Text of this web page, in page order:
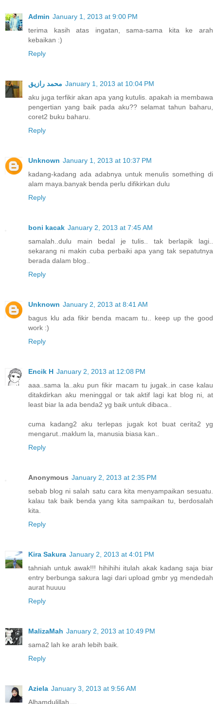
Admin January 1, 2013 at 9:00 PM
terima kasih atas ingatan, sama-sama kita ke arah
kebaikan :)
Reply
محمد رازيق January 1, 2013 at 10:04 PM
aku juga terfikir akan apa yang kutulis. apakah ia membawa
pengertian yang baik pada aku?? selamat tahun baharu,
coret2 buku baharu.
Reply
Unknown January 1, 2013 at 10:37 PM
kadang-kadang ada adabnya untuk menulis something di
alam maya.banyak benda perlu difikirkan dulu
Reply
boni kacak January 2, 2013 at 7:45 AM
samalah..dulu main bedal je tulis.. tak berlapik lagi..
sekarang ni makin cuba perbaiki apa yang tak sepatutnya
berada dalam blog..
Reply
Unknown January 2, 2013 at 8:41 AM
bagus klu ada fikir benda macam tu.. keep up the good
work :)
Reply
Encik H January 2, 2013 at 12:08 PM
aaa..sama la..aku pun fikir macam tu jugak..in case kalau
ditakdirkan aku meninggal or tak aktif lagi kat blog ni, at
least biar la ada benda2 yg baik untuk dibaca..
cuma kadang2 aku terlepas jugak kot buat cerita2 yg
mengarut..maklum la, manusia biasa kan..
Reply
Anonymous January 2, 2013 at 2:35 PM
sebab blog ni salah satu cara kita menyampaikan sesuatu.
kalau tak baik benda yang kita sampaikan tu, berdosalah
kita.
Reply
Kira Sakura January 2, 2013 at 4:01 PM
tahniah untuk awak!!! hihihihi itulah akak kadang saja biar
entry berbunga sakura lagi dari upload gmbr yg mendedah
aurat huuuu
Reply
MalizaMah January 2, 2013 at 10:49 PM
sama2 lah ke arah lebih baik.
Reply
Aziela January 3, 2013 at 9:56 AM
Alhamdulillah....